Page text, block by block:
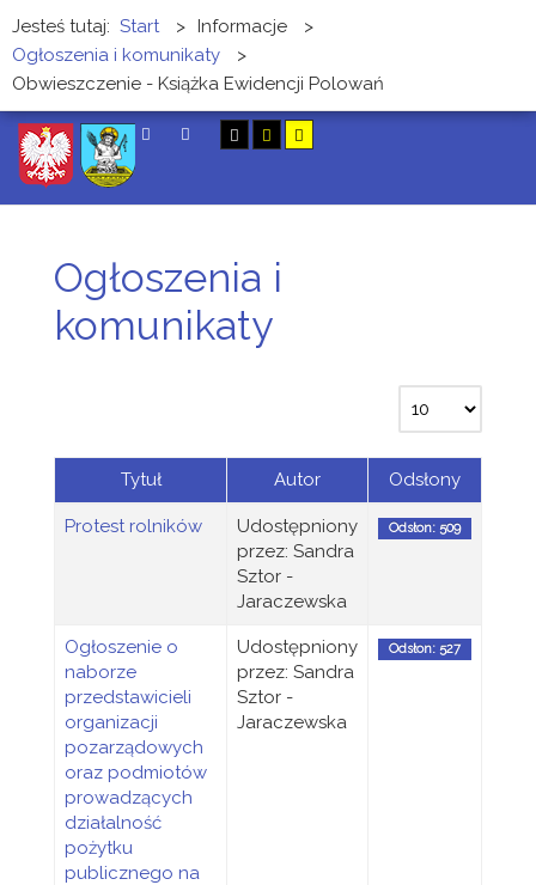
Jesteś tutaj: Start > Informacje
>
Ogłoszenia i komunikaty
>
Obwieszczenie - Książka Ewidencji Polowań
Ogłoszenia i
komunikaty
Tytuł Autor Odsłony
Protest rolników
Udostępniony
przez: Sandra
Sztor -
Jaraczewska
Odsłon: 509
Ogłoszenie o
naborze
przedstawicieli
organizacji
pozarządowych
oraz podmiotów
prowadzących
działalność
pożytku
publicznego na
Udostępniony
przez: Sandra
Sztor -
Jaraczewska
Odsłon: 527